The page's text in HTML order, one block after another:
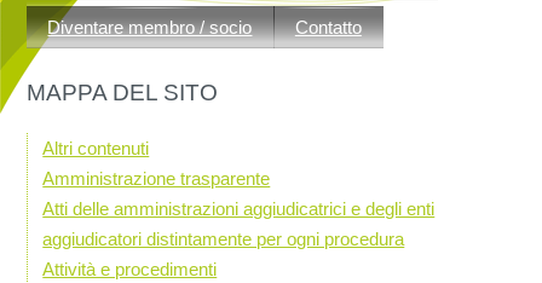
Diventare membro / socio Contatto
MAPPA DEL SITO
Altri contenuti
Amministrazione trasparente
Atti delle amministrazioni aggiudicatrici e degli enti
aggiudicatori distintamente per ogni procedura
Attività e procedimenti